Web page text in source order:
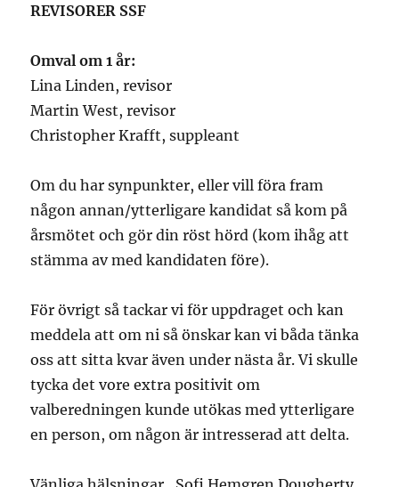
REVISORER SSF
Omval om 1 år:
Lina Linden, revisor
Martin West, revisor
Christopher Krafft, suppleant
Om du har synpunkter, eller vill föra fram
någon annan/ytterligare kandidat så kom på
årsmötet och gör din röst hörd (kom ihåg att
stämma av med kandidaten före).
För övrigt så tackar vi för uppdraget och kan
meddela att om ni så önskar kan vi båda tänka
oss att sitta kvar även under nästa år. Vi skulle
tycka det vore extra positivit om
valberedningen kunde utökas med ytterligare
en person, om någon är intresserad att delta.